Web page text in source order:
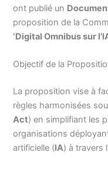
ont publié un
proposition de la
‘Digital Omnibus sur
Objectif de la
La proposition vise à
règles harmonisées
Act) en simplifiant les
organisations
artificielle (IA) à travers